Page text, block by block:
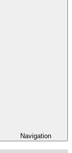
Navigation